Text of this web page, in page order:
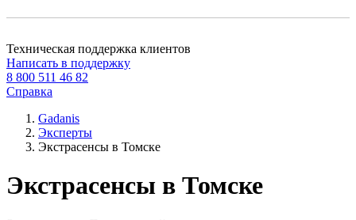
Техническая поддержка клиентов
Написать в поддержку
8 800 511 46 82
Справка
Gadanis
Эксперты
Экстрасенсы в Томске
Экстрасенсы в Томске